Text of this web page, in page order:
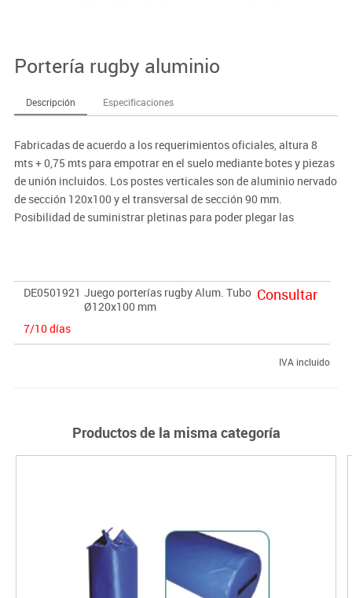
Portería rugby aluminio
Descripción Especificaciones
Fabricadas de acuerdo a los requerimientos oficiales, altura 8
mts + 0,75 mts para empotrar en el suelo mediante botes y piezas
de unión incluidos. Los postes verticales son de aluminio nervado
de sección 120x100 y el transversal de sección 90 mm.
Posibilidad de suministrar pletinas para poder plegar las
DE0501921 Juego porterías rugby Alum. Tubo
Ø120x100 mm
7/10 días
Consultar
IVA incluido
Productos de la misma categoría